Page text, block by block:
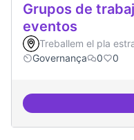
Grupos de
eventos
Treballem el pla
Governança
0 0